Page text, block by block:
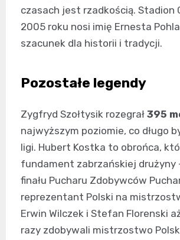
czasach jest rzadkością. Stadion
2005 roku nosi imię Ernesta
szacunek dla historii i tradycji.
Pozostałe legendy
Zygfryd Szołtysik rozegrał 395
najwyższym poziomie, co długo
ligi. Hubert Kostka to obrońca,
fundament zabrzańskiej drużyny
finału Pucharu Zdobywców
reprezentant Polski na
Erwin Wilczek i Stefan Florenski
razy zdobywali mistrzostwo